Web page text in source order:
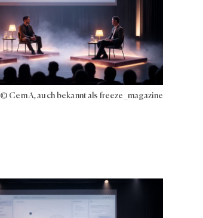
© Cem A, auch bekannt als freeze_magazine